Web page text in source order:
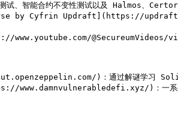
试、智能合约不变性测试以及 Halmos、
Cyfrin Updraft](https://
@SecureumVideos/
)：通过解谜学习
)：一系列智能